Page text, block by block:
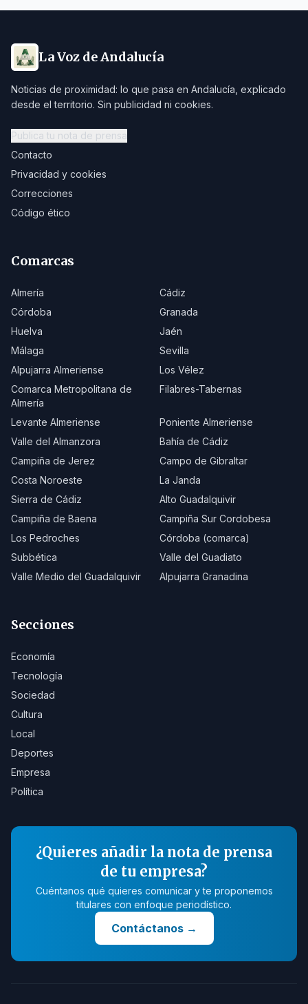
La Voz de Andalucía
Noticias de proximidad: lo que pasa en Andalucía, explicado
desde el territorio. Sin publicidad ni cookies.
Publica tu nota de prensa
Contacto
Privacidad y cookies
Correcciones
Código ético
Comarcas
Almería
Cádiz
Córdoba
Granada
Huelva
Jaén
Málaga
Sevilla
Alpujarra Almeriense
Los Vélez
Comarca Metropolitana de
Almería
Filabres-Tabernas
Levante Almeriense
Poniente Almeriense
Valle del Almanzora
Bahía de Cádiz
Campiña de Jerez
Campo de Gibraltar
Costa Noroeste
La Janda
Sierra de Cádiz
Alto Guadalquivir
Campiña de Baena
Campiña Sur Cordobesa
Los Pedroches
Córdoba (comarca)
Subbética
Valle del Guadiato
Valle Medio del Guadalquivir
Alpujarra Granadina
Secciones
Economía
Tecnología
Sociedad
Cultura
Local
Deportes
Empresa
Política
¿Quieres añadir la nota de prensa
de tu empresa?
Cuéntanos qué quieres comunicar y te proponemos
titulares con enfoque periodístico.
Contáctanos→